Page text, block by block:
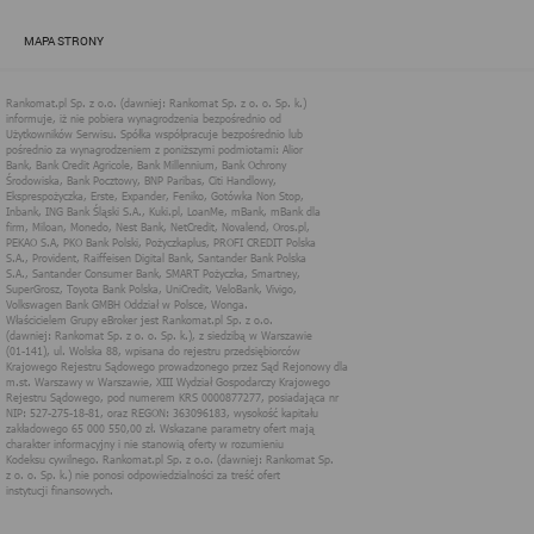
MAPA STRONY
dostosowanie usług, świadczonych w ramach serwisu do potrzeb
Więcej informacji na temat stosowania technologii cookies w
serwisie dostępne jest w Polityce Cookies.
Polityka Cookies serwisów
internetowych spółki Rankomat.pl Sp. z
o.o. (dawniej: Rankomat Sp. z o. o. Sp.
k.)
Rankomat.pl Sp. z o.o. (dawniej: Rankomat Sp. z o. o. Sp. k.), z
siedzibą w Warszawie (01-141), ul. Wolska 88, wpisana do rejestru
przedsiębiorców Krajowego Rejestru Sądowego prowadzonego
przez Sąd Rejonowy dla m.st. Warszawy w Warszawie, XIII
Wydział Gospodarczy Krajowego Rejestru Sądowego, pod
numerem KRS 0000877277, posiadająca nr NIP: 527-275-18-81,
oraz REGON: 363096183, zwana dalej "Rankomat" wykorzystuje
na swoich stronach internetowych technologię "cookies".
Zasady wykorzystania informacji dostarczonych przez
użytkownika w ramach technologii cookies w trakcie korzystania
ze stron internetowych i Rankomat określa niniejszy dokument.
Każdy użytkownik serwisów Rankomat proszony jest o